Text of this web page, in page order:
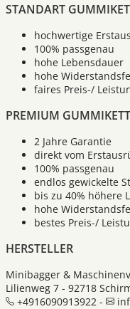
STANDART
hochwertige
100% passgenau
hohe Lebensdauer
hohe
faires Preis-/
PREMIUM
2 Jahre Garantie
direkt vom
100% passgenau
endlos gewickelte
bis zu 40% höhere
hohe
bestes Preis-/
HERSTELLER
Minibagger &
Lilienweg 7 - 92718
+4916090913922 -